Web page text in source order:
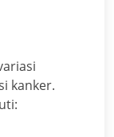
kanker.